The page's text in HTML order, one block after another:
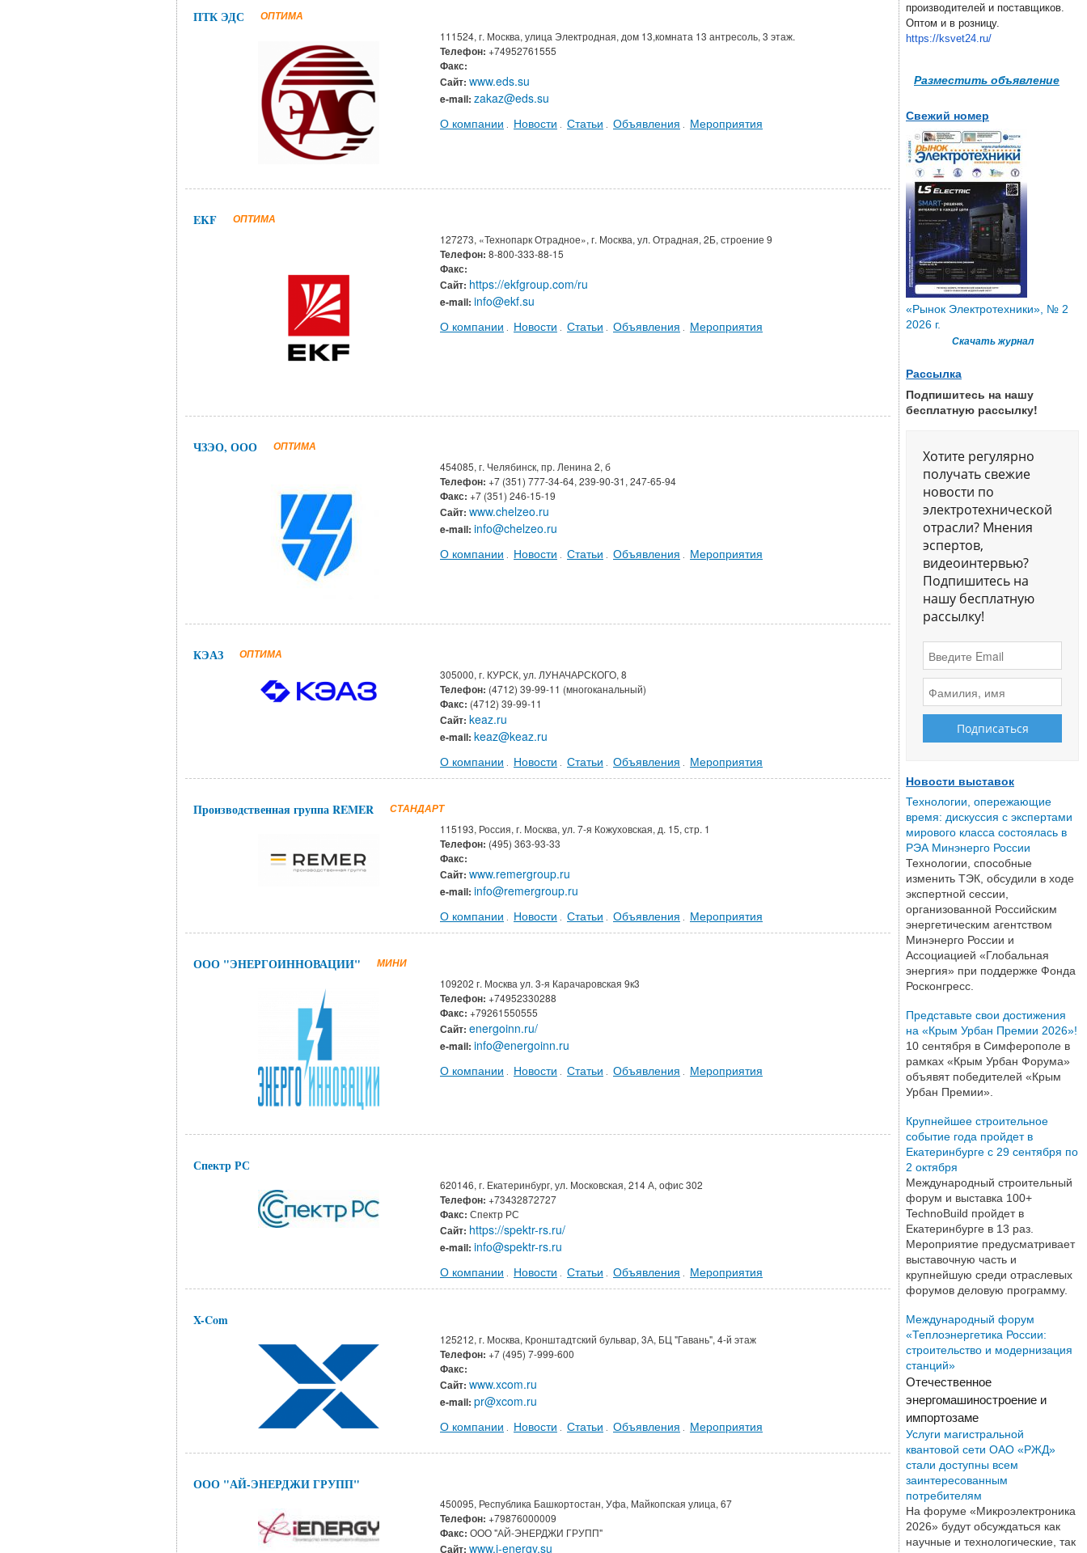
ПТК ЭДС
ОПТИМА
111524, г. Москва, улица Электродная, дом 13,комната 13 антресоль, 3 этаж.
Телефон: +74952761555
Факс:
Сайт: www.eds.su
e-mail: zakaz@eds.su
О компании
Новости Статьи Объявления Мероприятия
EKF
ОПТИМА
127273, «Технопарк Отрадное», г. Москва, ул. Отрадная, 2Б, строение 9
Телефон: 8-800-333-88-15
Факс:
Сайт: https://ekfgroup.com/ru
e-mail: info@ekf.su
О компании
Новости Статьи Объявления Мероприятия
ЧЗЭО, ООО
ОПТИМА
454085, г. Челябинск, пр. Ленина 2, б
Телефон: +7 (351) 777-34-64, 239-90-31, 247-65-94
Факс: +7 (351) 246-15-19
Сайт: www.chelzeo.ru
e-mail: info@chelzeo.ru
О компании
Новости Статьи Объявления Мероприятия
КЭАЗ
ОПТИМА
305000, г. КУРСК, ул. ЛУНАЧАРСКОГО, 8
Телефон: (4712) 39-99-11 (многоканальный)
Факс: (4712) 39-99-11
Сайт: keaz.ru
e-mail: keaz@keaz.ru
О компании
Новости Статьи Объявления Мероприятия
Производственная группа REMER
СТАНДАРТ
115193, Россия, г. Москва, ул. 7-я Кожуховская, д. 15, стр. 1
Телефон: (495) 363-93-33
Факс:
Сайт: www.remergroup.ru
e-mail: info@remergroup.ru
О компании
Новости Статьи Объявления Мероприятия
ООО "ЭНЕРГОИННОВАЦИИ"
МИНИ
109202 г. Москва ул. 3-я Карачаровская 9к3
Телефон: +74952330288
Факс: +79261550555
Сайт: energoinn.ru/
e-mail: info@energoinn.ru
О компании
Новости Статьи Объявления Мероприятия
Спектр РС
620146, г. Екатеринбург, ул. Московская, 214 А, офис 302
Телефон: +73432872727
Факс: Спектр РС
Сайт: https://spektr-rs.ru/
e-mail: info@spektr-rs.ru
О компании
Новости Статьи Объявления Мероприятия
X-Com
125212, г. Москва, Кронштадтский бульвар, 3А, БЦ "Гавань", 4-й этаж
Телефон: +7 (495) 7-999-600
Факс:
Сайт: www.xcom.ru
e-mail: pr@xcom.ru
О компании
Новости Статьи Объявления Мероприятия
ООО "АЙ-ЭНЕРДЖИ ГРУПП"
450095, Республика Башкортостан, Уфа, Майкопская улица, 67
Телефон: +79876000009
Факс: ООО "АЙ-ЭНЕРДЖИ ГРУПП"
Сайт: www.i-energy.su
производителей и поставщиков.
Оптом и в розницу.
https://ksvet24.ru/
Разместить объявление
Свежий номер
«Рынок Электротехники», № 2
2026 г.
Скачать журнал
Рассылка
Подпишитесь на нашу
бесплатную рассылку!
Хотите регулярно
получать свежие
новости по
электротехнической
отрасли? Мнения
эспертов,
видеоинтервью?
Подпишитесь на
нашу бесплатную
рассылку!
Новости выставок
Технологии, опережающие
время: дискуссия с экспертами
мирового класса состоялась в
РЭА Минэнерго России
Технологии, способные
изменить ТЭК, обсудили в ходе
экспертной сессии,
организованной Российским
энергетическим агентством
Минэнерго России и
Ассоциацией «Глобальная
энергия» при поддержке Фонда
Росконгресс.
Представьте свои достижения
на «Крым Урбан Премии 2026»!
10 сентября в Симферополе в
рамках «Крым Урбан Форума»
объявят победителей «Крым
Урбан Премии».
Крупнейшее строительное
событие года пройдет в
Екатеринбурге с 29 сентября по
2 октября
Международный строительный
форум и выставка 100+
TechnoBuild пройдет в
Екатеринбурге в 13 раз.
Мероприятие предусматривает
выставочную часть и
крупнейшую среди отраслевых
форумов деловую программу.
Международный форум
«Теплоэнергетика России:
строительство и модернизация
станций»
Отечественное
энергомашиностроение и
импортозаме
Услуги магистральной
квантовой сети ОАО «РЖД»
стали доступны всем
заинтересованным
потребителям
На форуме «Микроэлектроника
2026» будут обсуждаться как
научные и технологические, так